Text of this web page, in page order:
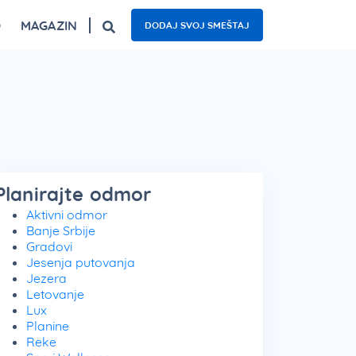
MAGAZIN DODAJ SVOJ SMEŠTAJ
odmor
Aktivni odmor
Banje Srbije
Gradovi
Jesenja putovanja
Jezera
Letovanje
Lux
Planine
Reke